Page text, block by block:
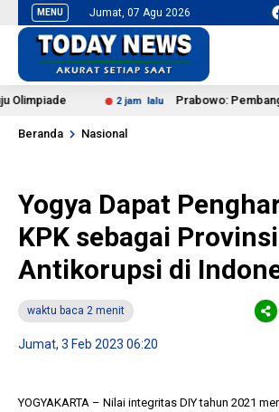
MENU Jumat, 07 Agu 2026
2 jam lalu Prabowo:
Beranda Nasional
Yogya Dapat
KPK sebagai
Antikorupsi di
waktu baca 2 menit
Jumat, 3 Feb 2023 06:20
YOGYAKARTA – Nilai integritas DIY tahun 2021